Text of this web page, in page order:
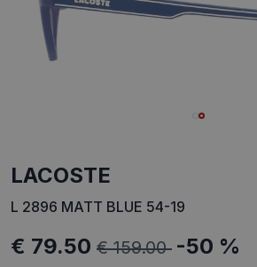
LACOSTE
L 2896 MATT BLUE 54-19
€ 79.50 € 159.00 -50 %